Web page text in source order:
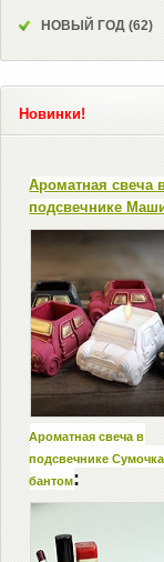
НОВЫЙ ГОД (62)
Новинки!
Ароматная свеча
подсвечнике
Ароматная свеча в
подсвечнике
бантом: